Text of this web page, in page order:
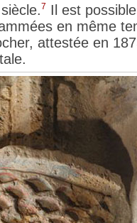
siècle.7 Il est
en même
attestée en